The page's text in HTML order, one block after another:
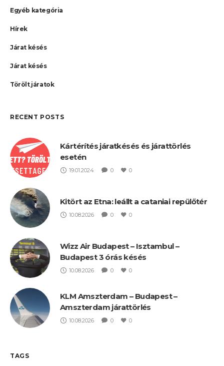
Egyéb kategória
Hírek
Járat késés
Járat késés
Törölt járatok
RECENT POSTS
Kártérítés járatkésés és járattörlés
esetén
19.01.2024 0 0
Kitört az Etna: leállt a cataniai repülőtér
10.08.2026 0 0
Wizz Air Budapest – Isztambul –
Budapest 3 órás késés
10.08.2026 0 0
KLM Amszterdam – Budapest –
Amszterdam járattörlés
10.08.2026 0 0
TAGS